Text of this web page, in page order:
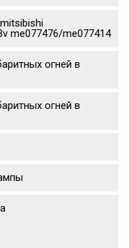
me077476/me077414
огней в
огней в